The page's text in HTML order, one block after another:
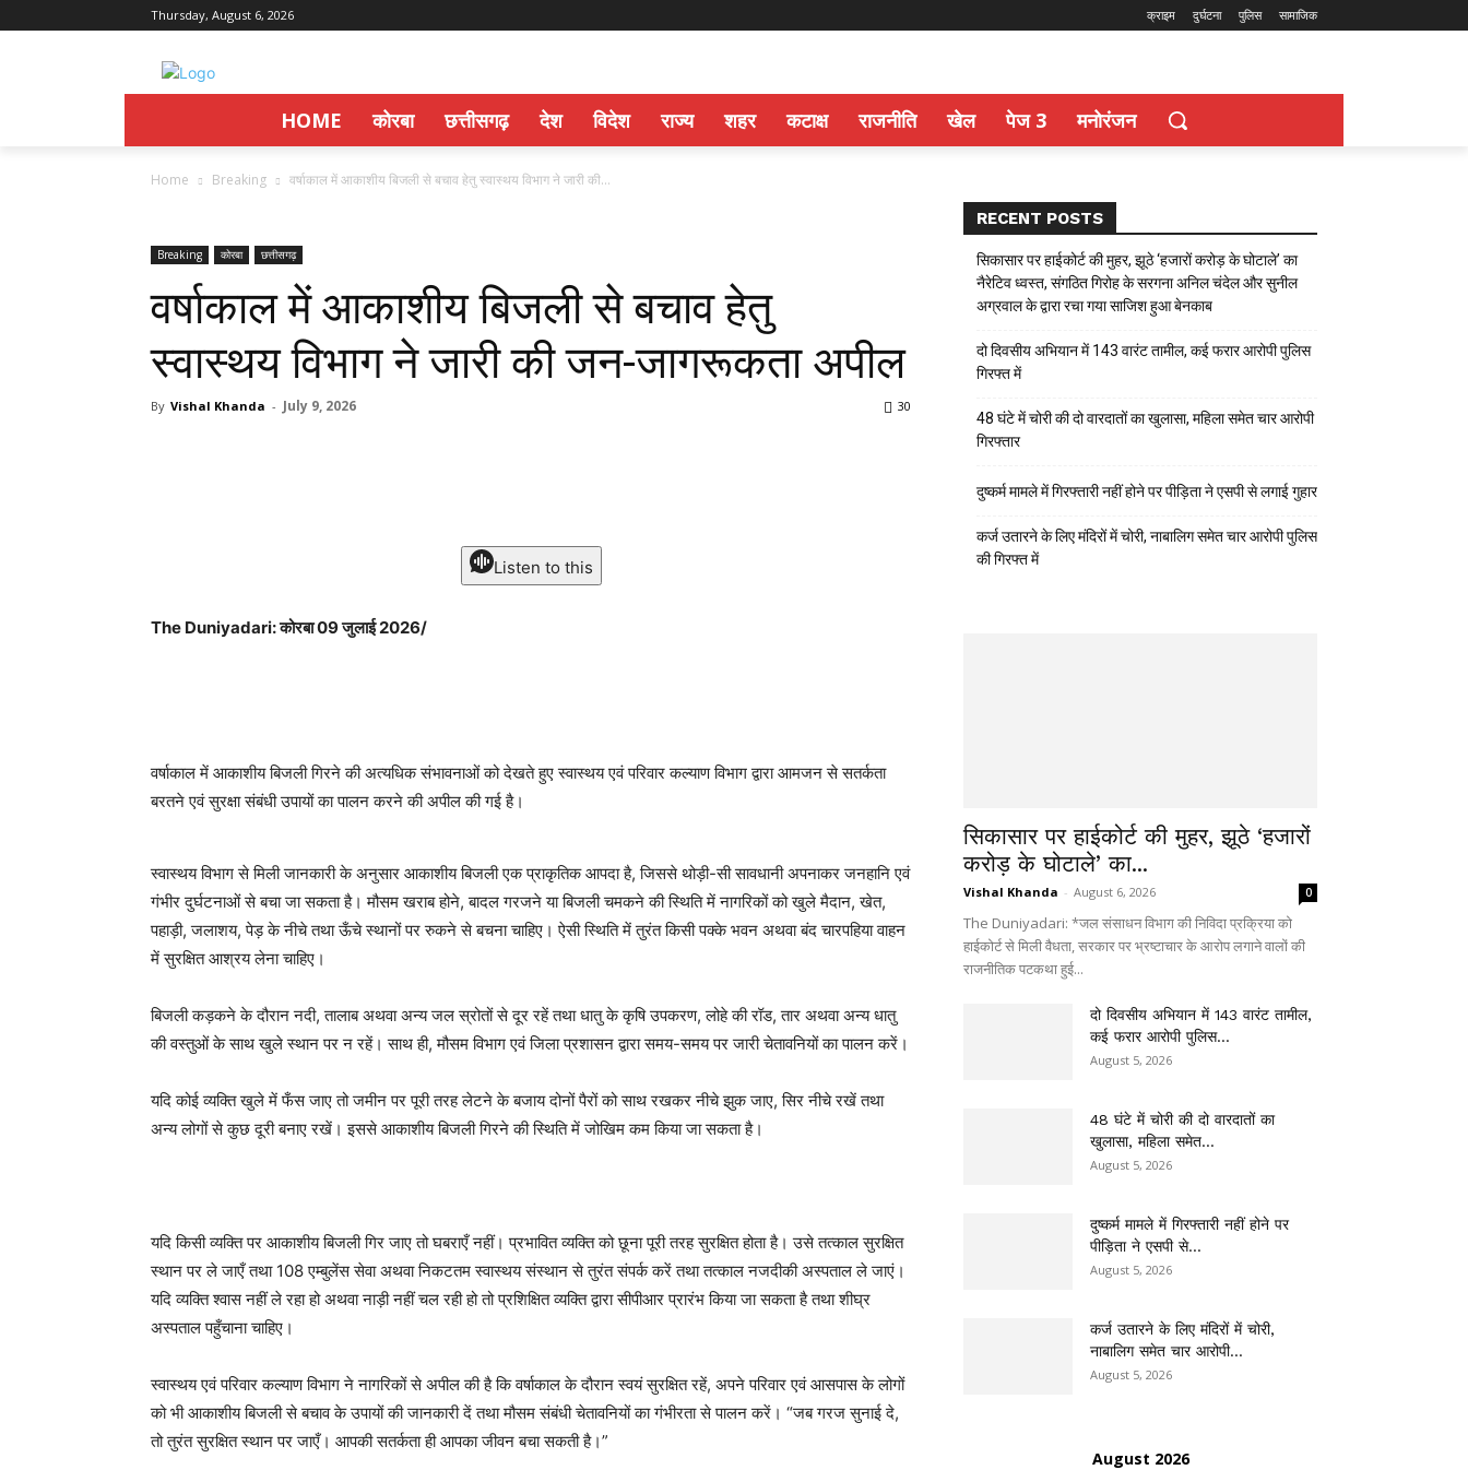
Thursday, August 6, 2026 क्राइम दुर्घटना पुलिस सामाजिक
HOME कोरबा छत्तीसगढ़ देश विदेश राज्य शहर कटाक्ष राजनीति खेल पेज 3 मनोरंजन
Home Breaking वर्षाकाल में आकाशीय बिजली से बचाव हेतु स्वास्थय विभाग ने जारी की...
Breaking कोरबा छत्तीसगढ़
वर्षाकाल में आकाशीय बिजली से बचाव हेतु
स्वास्थय विभाग ने जारी की जन-जागरूकता अपील
By Vishal Khanda - July 9, 2026 30
Listen to this
The Duniyadari: कोरबा 09 जुलाई 2026/
वर्षाकाल में आकाशीय बिजली गिरने की अत्यधिक संभावनाओं को देखते हुए स्वास्थय एवं परिवार कल्याण विभाग द्वारा आमजन से सतर्कता
बरतने एवं सुरक्षा संबंधी उपायों का पालन करने की अपील की गई है।
स्वास्थय विभाग से मिली जानकारी के अनुसार आकाशीय बिजली एक प्राकृतिक आपदा है, जिससे थोड़ी-सी सावधानी अपनाकर जनहानि एवं
गंभीर दुर्घटनाओं से बचा जा सकता है। मौसम खराब होने, बादल गरजने या बिजली चमकने की स्थिति में नागरिकों को खुले मैदान, खेत,
पहाड़ी, जलाशय, पेड़ के नीचे तथा ऊँचे स्थानों पर रुकने से बचना चाहिए। ऐसी स्थिति में तुरंत किसी पक्के भवन अथवा बंद चारपहिया वाहन
में सुरक्षित आश्रय लेना चाहिए।
बिजली कड़कने के दौरान नदी, तालाब अथवा अन्य जल स्रोतों से दूर रहें तथा धातु के कृषि उपकरण, लोहे की रॉड, तार अथवा अन्य धातु
की वस्तुओं के साथ खुले स्थान पर न रहें। साथ ही, मौसम विभाग एवं जिला प्रशासन द्वारा समय-समय पर जारी चेतावनियों का पालन करें।
यदि कोई व्यक्ति खुले में फँस जाए तो जमीन पर पूरी तरह लेटने के बजाय दोनों पैरों को साथ रखकर नीचे झुक जाए, सिर नीचे रखें तथा
अन्य लोगों से कुछ दूरी बनाए रखें। इससे आकाशीय बिजली गिरने की स्थिति में जोखिम कम किया जा सकता है।
यदि किसी व्यक्ति पर आकाशीय बिजली गिर जाए तो घबराएँ नहीं। प्रभावित व्यक्ति को छूना पूरी तरह सुरक्षित होता है। उसे तत्काल सुरक्षित
स्थान पर ले जाएँ तथा 108 एम्बुलेंस सेवा अथवा निकटतम स्वास्थय संस्थान से तुरंत संपर्क करें तथा तत्काल नजदीकी अस्पताल ले जाएं।
यदि व्यक्ति श्वास नहीं ले रहा हो अथवा नाड़ी नहीं चल रही हो तो प्रशिक्षित व्यक्ति द्वारा सीपीआर प्रारंभ किया जा सकता है तथा शीघ्र
अस्पताल पहुँचाना चाहिए।
स्वास्थय एवं परिवार कल्याण विभाग ने नागरिकों से अपील की है कि वर्षाकाल के दौरान स्वयं सुरक्षित रहें, अपने परिवार एवं आसपास के लोगों
को भी आकाशीय बिजली से बचाव के उपायों की जानकारी दें तथा मौसम संबंधी चेतावनियों का गंभीरता से पालन करें। “जब गरज सुनाई दे,
तो तुरंत सुरक्षित स्थान पर जाएँ। आपकी सतर्कता ही आपका जीवन बचा सकती है।”
RECENT POSTS
सिकासार पर हाईकोर्ट की मुहर, झूठे ‘हजारों करोड़ के घोटाले’ का
नैरेटिव ध्वस्त, संगठित गिरोह के सरगना अनिल चंदेल और सुनील
अग्रवाल के द्वारा रचा गया साजिश हुआ बेनकाब
दो दिवसीय अभियान में 143 वारंट तामील, कई फरार आरोपी पुलिस
गिरफ्त में
48 घंटे में चोरी की दो वारदातों का खुलासा, महिला समेत चार आरोपी
गिरफ्तार
दुष्कर्म मामले में गिरफ्तारी नहीं होने पर पीड़िता ने एसपी से लगाई गुहार
कर्ज उतारने के लिए मंदिरों में चोरी, नाबालिग समेत चार आरोपी पुलिस
की गिरफ्त में
सिकासार पर हाईकोर्ट की मुहर, झूठे ‘हजारों
करोड़ के घोटाले’ का...
Vishal Khanda - August 6, 2026 0
The Duniyadari: *जल संसाधन विभाग की निविदा प्रक्रिया को
हाईकोर्ट से मिली वैधता, सरकार पर भ्रष्टाचार के आरोप लगाने वालों की
राजनीतिक पटकथा हुई...
दो दिवसीय अभियान में 143 वारंट तामील,
कई फरार आरोपी पुलिस...
August 5, 2026
48 घंटे में चोरी की दो वारदातों का
खुलासा, महिला समेत...
August 5, 2026
दुष्कर्म मामले में गिरफ्तारी नहीं होने पर
पीड़िता ने एसपी से...
August 5, 2026
कर्ज उतारने के लिए मंदिरों में चोरी,
नाबालिग समेत चार आरोपी...
August 5, 2026
August 2026